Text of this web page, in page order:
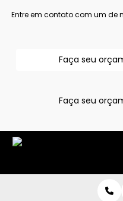
Entre em contato com um de
Faça seu
Faça seu